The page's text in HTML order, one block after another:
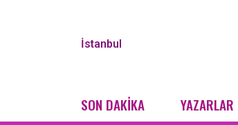
İstanbul
SON DAKİKA YAZARLAR